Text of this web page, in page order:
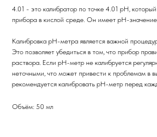
4.01 - это калибратор по точке 4.01 pH, который
прибора в кислой среде. Он имеет pH-
Калибровка pH-метра является важной
Это позволяет убедиться в том, что прибор
раствора. Если pH-метр не калибруется
неточными, что может привести к проблемам в
рекомендуется калибровать pH-метр перед
Объём: 50 мл